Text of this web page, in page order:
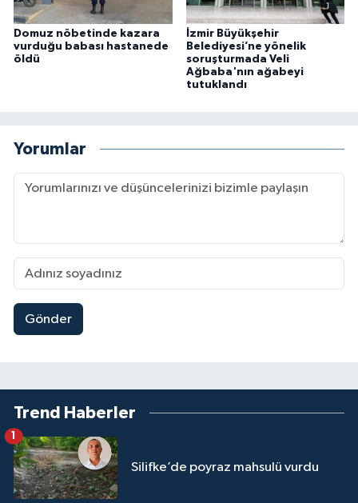
Domuz nöbetinde kazara
vurduğu babası hastanede
öldü
İzmir Büyükşehir
Belediyesi’ne yönelik
soruşturmada Veli
Ağbaba'nın ağabeyi
tutuklandı
Yorumlar
Gönder
Trend Haberler
Silifke’de poyraz mahsulü vurdu
1